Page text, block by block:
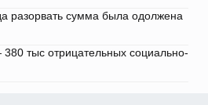
разорвать сумма была одолжена
тыс отрицательных социально-